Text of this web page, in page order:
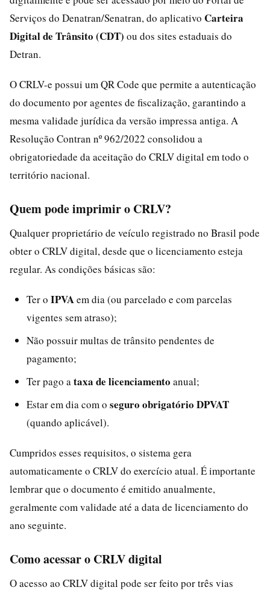
Serviços do Denatran/Senatran, do aplicativo Carteira
Digital de Trânsito (CDT) ou dos sites estaduais do
Detran.
O CRLV-e possui um QR Code que permite a autenticação
do documento por agentes de fiscalização, garantindo a
mesma validade jurídica da versão impressa antiga. A
Resolução Contran nº 962/2022 consolidou a
obrigatoriedade da aceitação do CRLV digital em todo o
território nacional.
Quem pode imprimir o CRLV?
Qualquer proprietário de veículo registrado no Brasil pode
obter o CRLV digital, desde que o licenciamento esteja
regular. As condições básicas são:
Ter o IPVAem dia (ou parcelado e com parcelas
vigentes sem atraso);
Não possuir multas de trânsito pendentes de
pagamento;
Ter pago a taxa de licenciamento anual;
Estar em dia com o seguro obrigatório DPVAT
(quando aplicável).
Cumpridos esses requisitos, o sistema gera
automaticamente o CRLV do exercício atual. É importante
lembrar que o documento é emitido anualmente,
geralmente com validade até a data de licenciamento do
ano seguinte.
Como acessar o CRLV digital
O acesso ao CRLV digital pode ser feito por três vias